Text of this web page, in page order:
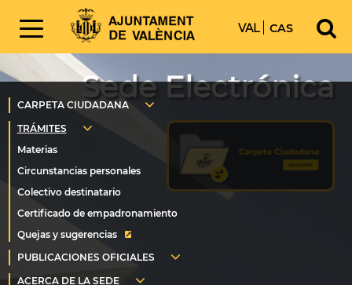
VAL CAS
Sede Electrónica
Quejas y sugerencias